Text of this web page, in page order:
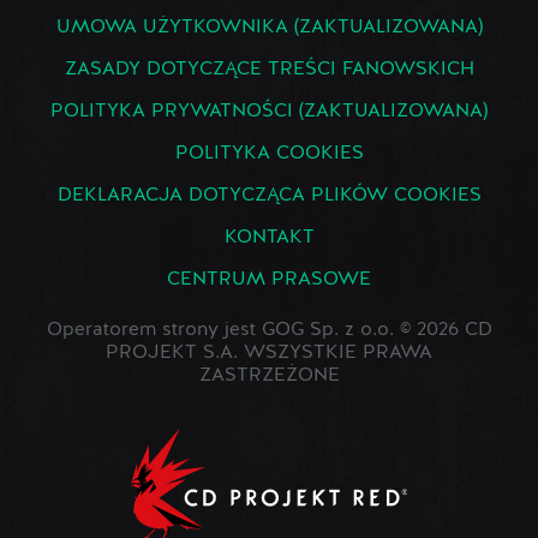
UMOWA UŻYTKOWNIKA (ZAKTUALIZOWANA)
ZASADY DOTYCZĄCE TREŚCI FANOWSKICH
POLITYKA PRYWATNOŚCI (ZAKTUALIZOWANA)
POLITYKA COOKIES
DEKLARACJA DOTYCZĄCA PLIKÓW COOKIES
KONTAKT
CENTRUM PRASOWE
Operatorem strony jest GOG Sp. z o.o. © 2026 CD
PROJEKT S.A. WSZYSTKIE PRAWA
ZASTRZEŻONE